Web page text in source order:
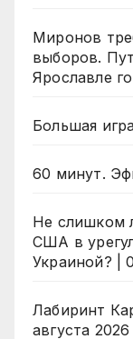
Миронов
выборов.
Ярославле
Большая
60 минут.
Не слишком
США в
Украиной? |
Лабиринт
августа